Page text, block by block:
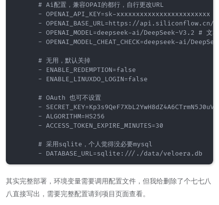
      # Ai配置，兼容OPAI的都行，自行更改URL
      - OPENAI_API_KEY=sk-xxxxxxxxxxxxxxxxxxxxxxxx
- OPENAI_BASE_URL=https://api.siliconflow.cn/
- OPENAI_MODEL=deepseek-ai/DeepSeek-V3.2 # 文本
- OPENAI_MODEL_CHEAT_CHECK=deepseek-ai/DeepSeek-
      # 无用，默认关掉
      - ENABLE_REDEMPTION=false
      - ENABLE_LINUXDO_LOGIN=false
      # OAuth 也可不设置
-
      - ALGORITHM=HS256
      - ACCESS_TOKEN_EXPIRE_MINUTES=30
      # 采用sqlite，个人觉得没必要mysql
其实完整部署，环境变量需要调用配置文件，但我给删除了个七七八
八直接写出，需要完整配置请到项目页面查看。